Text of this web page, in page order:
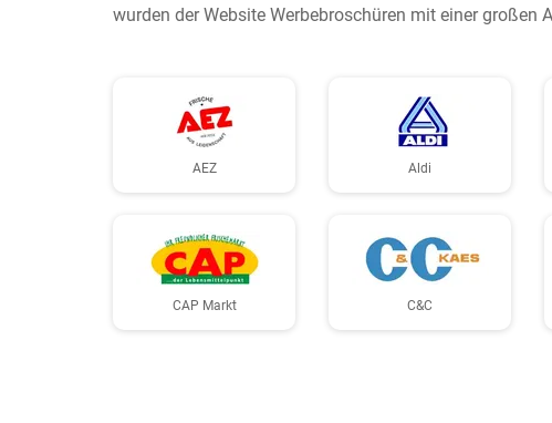
wurden der Website Werbebroschüren mit einer
AEZ Aldi
CAP Markt C&C